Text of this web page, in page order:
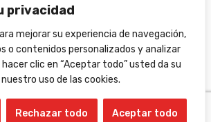
privacidad
mejorar su experiencia de navegación,
o contenidos personalizados y analizar
clic en “Aceptar todo” usted da su
uso de las cookies.
Rechazar todo Aceptar todo
de armas